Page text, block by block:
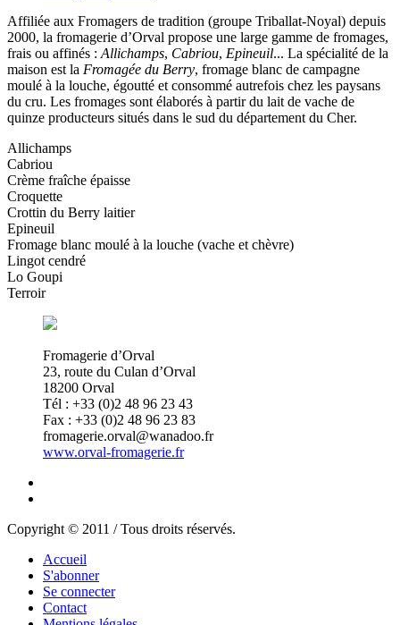
Affiliée aux Fromagers de tradition (groupe Triballat-Noyal) depuis
2000, la fromagerie d’Orval propose une large gamme de fromages,
frais ou affinés :Allichamps, Cabriou, Epineuil... La spécialité de la
maison est la Fromagée du Berry, fromage blanc de campagne
moulé à la louche, égoutté et consommé autrefois chez les paysans
du cru. Les fromages sont élaborés à partir du lait de vache de
quinze producteurs situés dans le sud du département du Cher.
Allichamps
Cabriou
Crème fraîche épaisse
Croquette
Crottin du Berry laitier
Epineuil
Fromage blanc moulé à la louche (vache et chèvre)
Lingot cendré
Lo Goupi
Terroir
Fromagerie d’Orval
23, route du Culan d’Orval
18200 Orval
Tél : +33 (0)2 48 96 23 43
Fax : +33 (0)2 48 96 23 83
fromagerie.orval@wanadoo.fr
www.orval-fromagerie.fr
Copyright © 2011 / Tous droits réservés.
Accueil
S'abonner
Se connecter
Contact